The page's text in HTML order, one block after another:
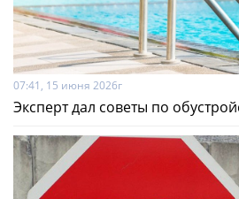
07:41, 15 июня 2026г
Эксперт дал советы по